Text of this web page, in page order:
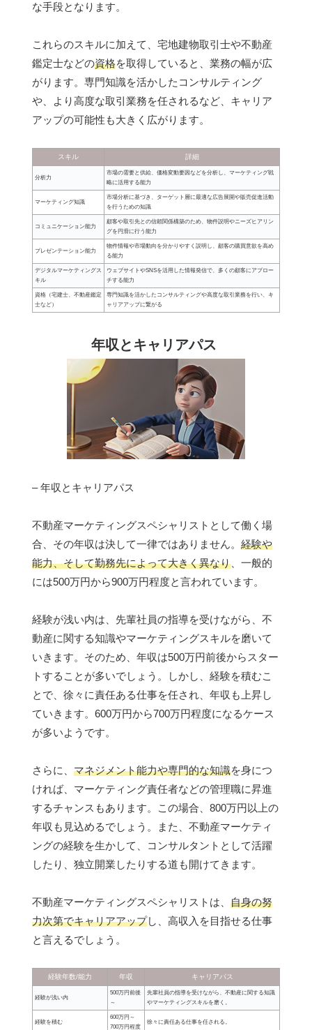
な手段となります。
これらのスキルに加えて、宅地建物取引士や不動産
鑑定士などの資格を取得していると、業務の幅が広
がります。専門知識を活かしたコンサルティング
や、より高度な取引業務を任されるなど、キャリア
アップの可能性も大きく広がります。
スキル 詳細
分析力
市場の需要と供給、価格変動要因などを分析し、マーケティング戦
略に活用する能力
マーケティング知識
市場分析に基づき、ターゲット層に最適な広告展開や販売促進活動
を行うための知識
コミュニケーション能力
顧客や取引先との信頼関係構築のため、物件説明やニーズヒアリン
グを円滑に行う能力
プレゼンテーション能力
物件情報や市場動向を分かりやすく説明し、顧客の購買意欲を高め
る能力
デジタルマーケティングス
キル
ウェブサイトやSNSを活用した情報発信で、多くの顧客にアプロー
チする能力
資格（宅建士、不動産鑑定
士など）
専門知識を活かしたコンサルティングや高度な取引業務を行い、キ
ャリアアップに繋がる
年収とキャリアパス
– 年収とキャリアパス
不動産マーケティングスペシャリストとして働く場
合、その年収は決して一律ではありません。 経験や
能力、そして勤務先によって大きく異なり 、一般的
には500万円から900万円程度と言われています。
経験が浅い内は、先輩社員の指導を受けながら、不
動産に関する知識やマーケティングスキルを磨いて
いきます。そのため、年収は500万円前後からスター
トすることが多いでしょう。しかし、経験を積むこ
とで、徐々に責任ある仕事を任され、年収も上昇し
ていきます。600万円から700万円程度になるケース
が多いようです。
さらに、 マネジメント能力や専門的な知識を身につ
ければ、マーケティング責任者などの管理職に昇進
するチャンスもあります。この場合、800万円以上の
年収も見込めるでしょう。また、不動産マーケティ
ングの経験を生かして、コンサルタントとして活躍
したり、独立開業したりする道も開けてきます。
不動産マーケティングスペシャリストは、 自身の努
力次第でキャリアアップし、高収入を目指せる仕事
と言えるでしょう。
経験年数/能力 年収 キャリアパス
経験が浅い内
500万円前後
～
先輩社員の指導を受けながら、不動産に関する知識
やマーケティングスキルを磨く。
経験を積む
600万円～
700万円程度
徐々に責任ある仕事を任される。